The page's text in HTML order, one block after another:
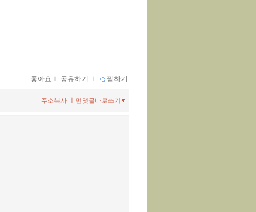
좋아요 ｌ 공유하기 ｌ 찜하기
먼댓글바로쓰기
주소복사